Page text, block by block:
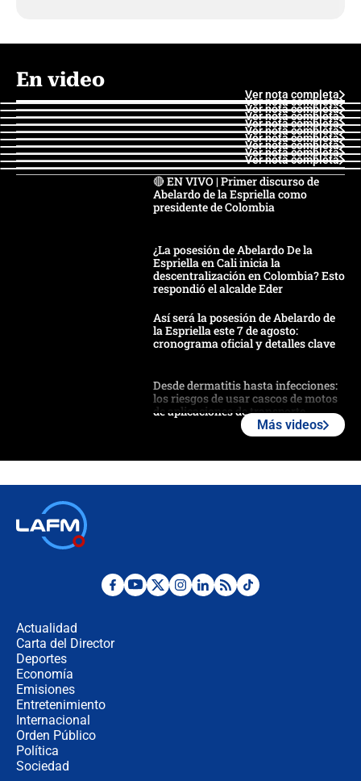
En video
Ver nota completa
Ver nota completa
Ver nota completa
Ver nota completa
Ver nota completa
Ver nota completa
Ver nota completa
Ver nota completa
Ver nota completa
Ver nota completa
🔴 EN VIVO | Primer discurso de
Abelardo de la Espriella como
presidente de Colombia
¿La posesión de Abelardo De la
Espriella en Cali inicia la
descentralización en Colombia? Esto
respondió el alcalde Eder
Así será la posesión de Abelardo de
la Espriella este 7 de agosto:
cronograma oficial y detalles clave
Desde dermatitis hasta infecciones:
los riesgos de usar cascos de motos
de aplicaciones de transporte
Posesión de Abelardo De La Espriella
Más videos
Actualidad
Carta del Director
Deportes
Economía
Emisiones
Entretenimiento
Internacional
Orden Público
Política
Sociedad